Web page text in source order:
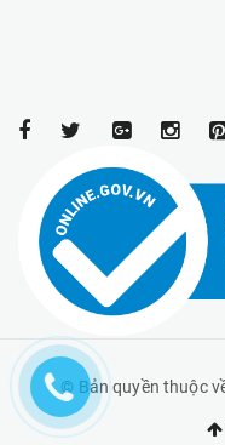
© Bản quyền thuộc